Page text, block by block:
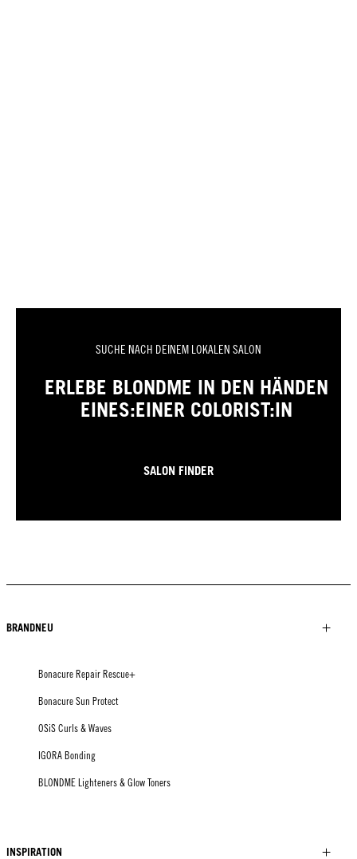
SUCHE NACH DEINEM LOKALEN SALON
ERLEBE BLONDME IN DEN HÄNDEN
EINES:EINER COLORIST:IN
SALON FINDER
BRANDNEU
Bonacure Repair Rescue+
Bonacure Sun Protect
OSiS Curls & Waves
IGORA Bonding
BLONDME Lighteners & Glow Toners
INSPIRATION